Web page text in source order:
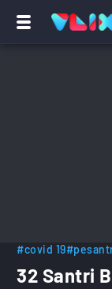
#covid 19
32 Santri